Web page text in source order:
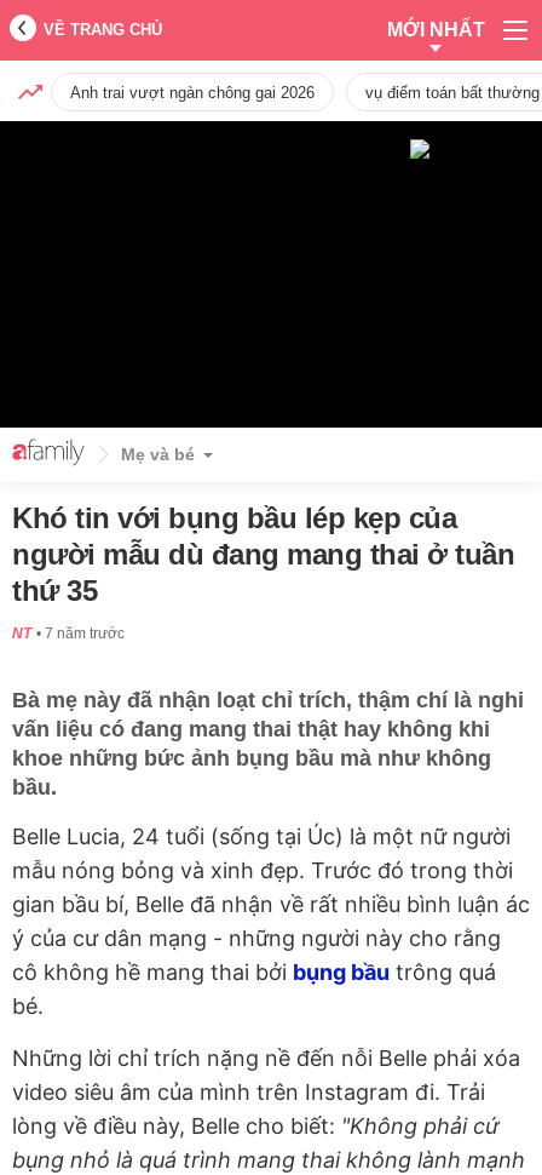
VỀ TRANG CHỦ MỚI NHẤT
Anh trai vượt ngàn chông gai 2026 vụ điểm toán bất
Mẹ và bé
Khó tin với bụng bầu lép kẹp của
người mẫu dù đang mang thai ở tuần
thứ 35
NT 7 năm trước
Bà mẹ này đã nhận loạt chỉ trích, thậm chí là nghi
vấn liệu có đang mang thai thật hay không khi
khoe những bức ảnh bụng bầu mà như không
bầu.
Belle Lucia, 24 tuổi (sống tại Úc) là một nữ người
mẫu nóng bỏng và xinh đẹp. Trước đó trong thời
gian bầu bí, Belle đã nhận về rất nhiều bình luận ác
ý của cư dân mạng - những người này cho rằng
cô không hề mang thai bởi bụng bầu trông quá
bé.
Những lời chỉ trích nặng nề đến nỗi Belle phải xóa
video siêu âm của mình trên Instagram đi. Trải
lòng về điều này, Belle cho biết: "Không phải cứ
bụng nhỏ là quá trình mang thai không lành mạnh